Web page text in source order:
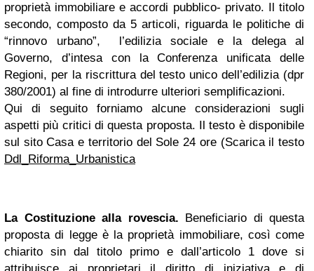
proprietà immobiliare e accordi pubblico- privato. Il titolo
secondo, composto da 5 articoli, riguarda le politiche di
“rinnovo urbano”, l’edilizia sociale e la delega al
Governo, d’intesa con la Conferenza unificata delle
Regioni, per la riscrittura del testo unico dell’edilizia (dpr
380/2001) al fine di introdurre ulteriori semplificazioni.
Qui di seguito forniamo alcune considerazioni sugli
aspetti più critici di questa proposta. Il testo è disponibile
sul sito Casa e territorio del Sole 24 ore (Scarica il testo
Ddl_Riforma_Urbanistica
La Costituzione alla rovescia.
Beneficiario di questa
proposta di legge è la proprietà immobiliare, così come
chiarito sin dal titolo primo e dall’articolo 1 dove si